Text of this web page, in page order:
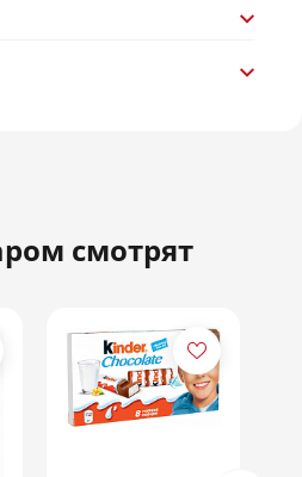
смотрят